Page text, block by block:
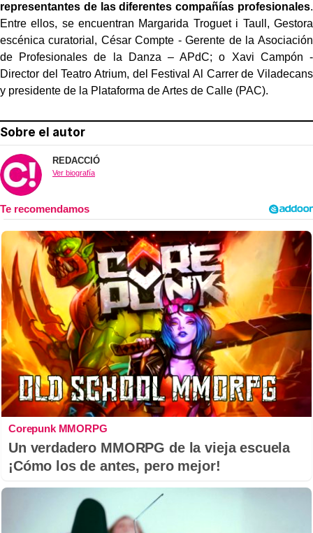
representantes de las diferentes compañías profesionales.
Entre ellos, se encuentran Margarida Troguet i Taull, Gestora
escénica curatorial, César Compte - Gerente de la Asociación
de Profesionales de la Danza – APdC; o Xavi Campón -
Director del Teatro Atrium, del Festival Al Carrer de Viladecans
y presidente de la Plataforma de Artes de Calle (PAC).
Sobre el autor
REDACCIÓ
Ver biografía
Corepunk MMORPG
Un verdadero MMORPG de la vieja escuela
¡Cómo los de antes, pero mejor!